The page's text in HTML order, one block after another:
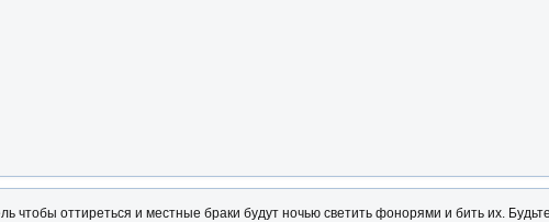
чтобы оттиреться и местные браки будут ночью светить фонорями и бить их.